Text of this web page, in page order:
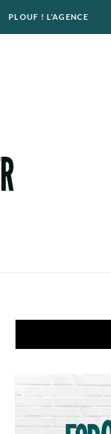
PLOUF ! L’AGENCE